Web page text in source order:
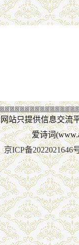
站只提供信息交流
爱诗词
京ICP备2022021646